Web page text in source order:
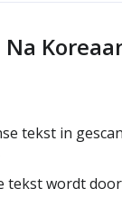
tekst in
tekst wordt